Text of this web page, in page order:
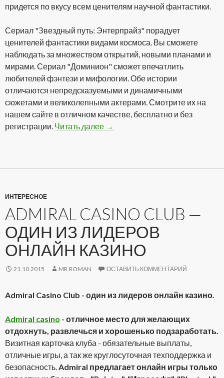
придется по вкусу всем ценителям научной фантастики.
Сериал "Звездный путь: Энтерпрайз" порадует
ценителей фантастики видами космоса. Вы сможете
наблюдать за множеством открытий, новыми планами и
мирами. Сериал "Доминион" сможет впечатлить
любителей фэнтези и мифологии. Обе истории
отличаются непредсказуемыми и динамичными
сюжетами и великолепными актерами. Смотрите их на
нашем сайте в отличном качестве, бесплатно и без
регистрации. Читать далее Сериал Звездный путь:
→
ИНТЕРЕСНОЕ
ADMIRAL CASINO CLUB —
ОДИН ИЗ ЛИДЕРОВ
ОНЛАЙН КАЗИНО
21.10.2015 MR.ROMAN ОСТАВИТЬ КОММЕНТАРИЙ
Admiral Casino Club - один из лидеров онлайн казино.
Admiral casino - отличное место для желающих
отдохнуть, развлечься и хорошенько подзаработать.
Визитная карточка клуба - обязательные выплаты,
отличные игры, а так же круглосуточная техподдержка и
безопасность.Admiral предлагает онлайн игры только